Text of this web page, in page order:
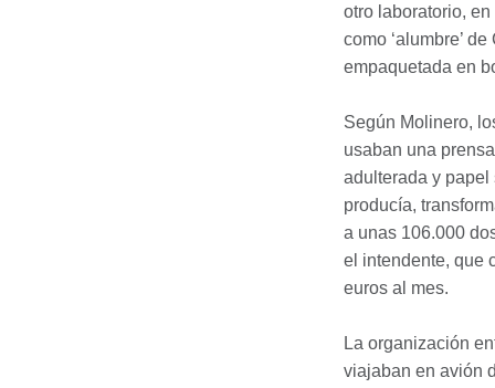
otro laboratorio,
como ‘alumbre’
empaquetada en
Según Molinero,
usaban una
adulterada y
producía,
a unas 106.000
el intendente, que
euros al mes.
La organización
viajaban en avión